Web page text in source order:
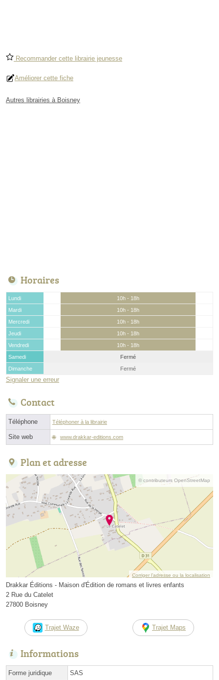
Recommander cette librairie jeunesse
Améliorer cette fiche
Autres librairies à Boisney
Horaires
Lundi
10h - 18h
Mardi
10h - 18h
Mercredi
10h - 18h
Jeudi
10h - 18h
Vendredi
10h - 18h
Samedi
Fermé
Dimanche
Fermé
Signaler une erreur
Contact
Téléphone Téléphoner à la librairie
Site web www.drakkar-editions.com
Plan et adresse
© contributeurs OpenStreetMap
Corriger l’adresse ou la localisation
Drakkar Éditions - Maison d'Édition de romans et livres enfants
2 Rue du Catelet
27800 Boisney
Trajet Waze Trajet Maps
Informations
Forme juridique SAS